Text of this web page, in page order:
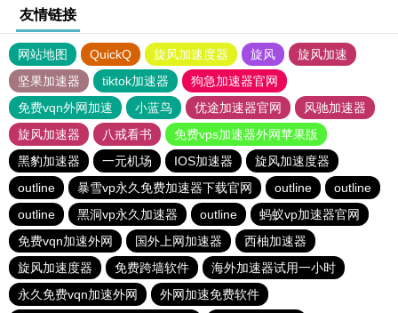
友情链接
网站地图 QuickQ 旋风加速度器 旋风
旋风加速
坚果加速器
tiktok加速器
狗急加速器官网
免费vqn外网加速
小蓝鸟 优途加速器官网
风驰加速器
旋风加速器
八戒看书
免费vps加速器外网苹果版
黑豹加速器
一元机场 IOS加速器
旋风加速度器
outline
暴雪vp永久免费加速器下载官网 outline
outline
outline
黑洞vp永久加速器 outline
蚂蚁vp加速器官网
免费vqn加速外网
国外上网加速器
西柚加速器
旋风加速度器
免费跨墙软件
海外加速器试用一小时
永久免费vqn加速外网
外网加速免费软件